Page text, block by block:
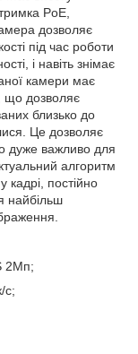
PoE,
дозволяє
під час роботи
і навіть знімає
камери має
що дозволяє
близько до
Це дозволяє
дуже важливо для
алгоритм
кадрі, постійно
найбільш
2Мп;
с;